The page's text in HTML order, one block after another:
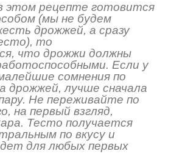
этом рецепте готовится
(мы не будем
дрожжей, а сразу
то
что дрожжи должны
Если у
сомнения по
дрожжей, лучше сначала
Не переживайте по
на первый взгляд,
Тесто получается
по вкусу и
для любых первых